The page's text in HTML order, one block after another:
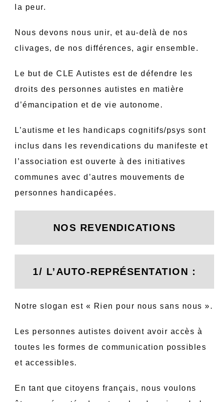
la peur.
Nous devons nous unir, et au-delà de nos
clivages, de nos différences, agir ensemble.
Le but de CLE Autistes est de défendre les
droits des personnes autistes en matière
d’émancipation et de vie autonome.
L’autisme et les handicaps cognitifs/psys sont
inclus dans les revendications du manifeste et
l’association est ouverte à des initiatives
communes avec d’autres mouvements de
personnes handicapées.
NOS REVENDICATIONS
1/ L’AUTO-REPRÉSENTATION :
Notre slogan est « Rien pour nous sans nous ».
Les personnes autistes doivent avoir accès à
toutes les formes de communication possibles
et accessibles.
En tant que citoyens français, nous voulons